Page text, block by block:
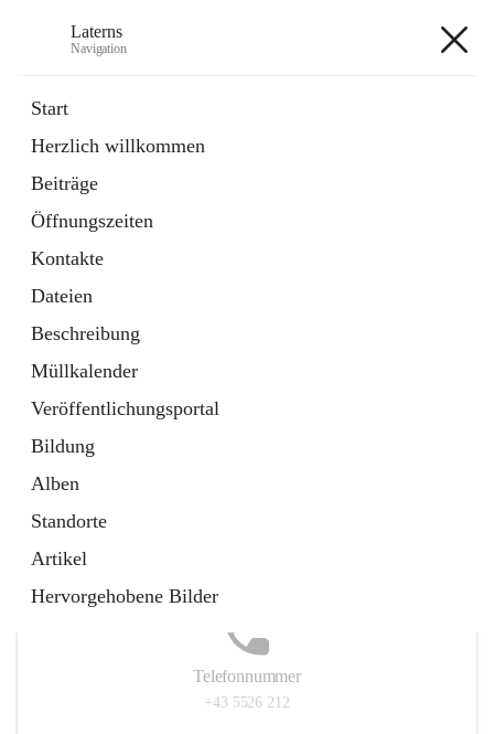
Laterns
Navigation
Start
Herzlich willkommen
Beiträge
Öffnungszeiten
Kontakte
Dateien
Beschreibung
Müllkalender
Veröffentlichungsportal
Bildung
Alben
Standorte
Artikel
Hervorgehobene Bilder
11 Schnellzugriffe
Soziales
1 Schnellzugriff
Telefonnummer
+43 5526 212